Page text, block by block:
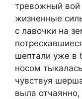
тревожный вой
жизненные
с лавочки на
шептали уже в
носом
чувствуя
выла